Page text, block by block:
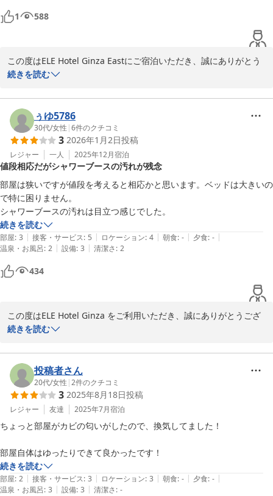
ＥＬＥ ｈｏｔｅｌ Ｇｉｎｚａ Ｅａｓｔ
《不満なところ》
・共用部と部屋のトイレ付近が非常に臭い。おそらくカビと下水の臭い
・枕の近くに絵を吊るしてるのが怖い。地震が来たら落ちてきそう（あ
と額縁に埃が溜まってました）
《感想》
一晩寝るだけが目的で、臭いが許容できる人なら問題ないと思います。
1 588
この度はELE Hotel Ginza Eastにご宿泊いただき、誠にありがとう
ございます。
御礼申し上げます。
お客様からいただいた詳細なフィードバックを拝見いたしました。
大変不快な思いをさせてしまい、また、体調不良の原因となってし
まいましたこと、心よりお詫び申し上げます。
今回いただいたご意見を真摯に受け止め、施設の改善と衛生管理の
徹底に努めてまいります。
この度は誠に申し訳ございませんでした。
ELE Hotel Ginza East
運営責任者
2025-09-29
続きを読む
ぅゆ5786
30代/女性 |6件のクチコミ
3 2026年1月2日投稿
レジャー 一人 2025年12月宿泊
値段相応だがシャワーブースの汚れが残念
部屋は狭いですが値段を考えると相応かと思います。ベッドは大きいの
で特に困りません。
シャワーブースの汚れは目立つ感じでした。
続きを読む
部屋: 3 | 接客・サービス: 5 | ロケーション: 4 | 朝食: - | 夕食: - |
温泉・お風呂: 2 | 設備: 3 | 清潔さ: 2
434
この度はELE Hotel Ginza をご利用いただき、誠にありがとうござ
います。
コストパフォーマンスやベッドのサイズにご満足いただけたようで
すが、シャワーブースの清掃が行き届かず、不快な思いをさせてし
まい大変申し訳ございませんでした。
ご指摘いただいた汚れについては、直ちに清掃スタッフと共有し、
徹底した改善に努めてまいります。
この度は、貴重なご意見をいただき、重ねて感謝申し上げます。
次回のご利用は万全な体制でお迎えできるようお約束いたします。
お待ちしております。
ELE Hotel Ginza East
続きを読む
投稿者さん
20代/女性 |2件のクチコミ
3 2025年8月18日投稿
レジャー 友達 2025年7月宿泊
ちょっと部屋がカビの匂いがしたので、換気してました！
部屋自体はゆったりできて良かったです！
続きを読む
部屋: 2 | 接客・サービス: 3 | ロケーション: 3 | 朝食: - | 夕食: - |
温泉・お風呂: 3 | 設備: 3 | 清潔さ: -